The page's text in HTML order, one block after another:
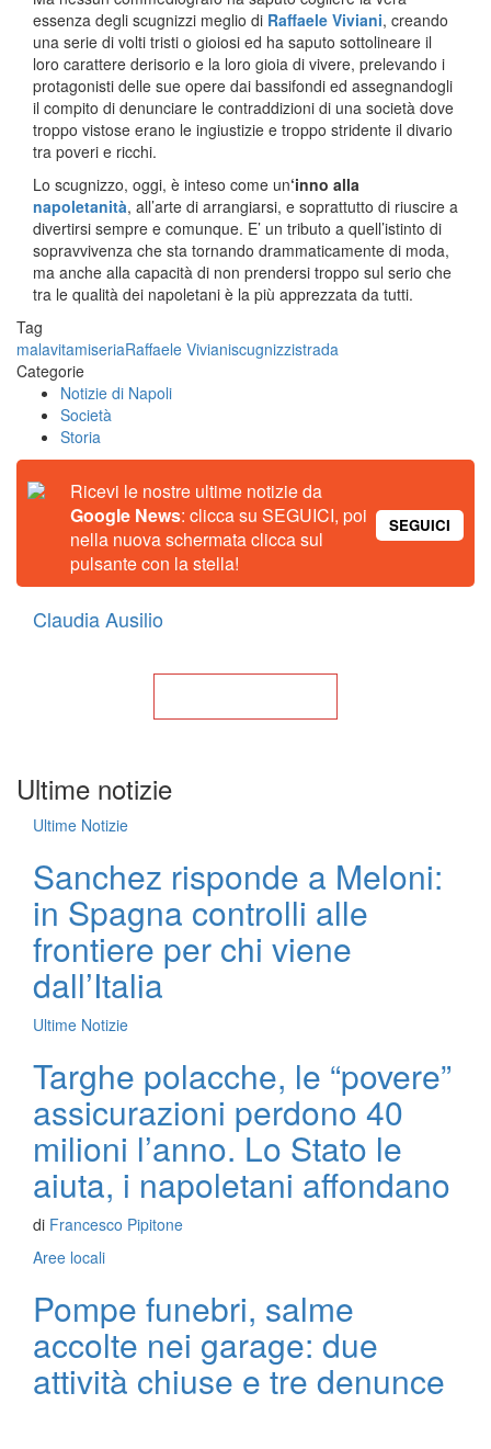
essenza degli scugnizzi meglio di Raffaele Viviani, creando
una serie di volti tristi o gioiosi ed ha saputo sottolineare il
loro carattere derisorio e la loro gioia di vivere, prelevando i
protagonisti delle sue opere dai bassifondi ed assegnandogli
il compito di denunciare le contraddizioni di una società dove
troppo vistose erano le ingiustizie e troppo stridente il divario
tra poveri e ricchi.
Lo scugnizzo, oggi, è inteso come un‘inno alla
napoletanità, all’arte di arrangiarsi, e soprattutto di riuscire a
divertirsi sempre e comunque. E’ un tributo a quell’istinto di
sopravvivenza che sta tornando drammaticamente di moda,
ma anche alla capacità di non prendersi troppo sul serio che
tra le qualità dei napoletani è la più apprezzata da tutti.
Tag
malavitamiseriaRaffaele Vivianiscugnizzistrada
Categorie
Notizie di Napoli
Società
Storia
Ricevi le nostre ultime notizie da
Google News: clicca su SEGUICI, poi
nella nuova schermata clicca sul
pulsante con la stella!
SEGUICI
Claudia Ausilio
Ultime notizie
Ultime Notizie
Sanchez risponde a Meloni:
in Spagna controlli alle
frontiere per chi viene
dall’Italia
Ultime Notizie
Targhe polacche, le “povere”
assicurazioni perdono 40
milioni l’anno. Lo Stato le
aiuta, i napoletani affondano
di Francesco Pipitone
Aree locali
Pompe funebri, salme
accolte nei garage: due
attività chiuse e tre denunce